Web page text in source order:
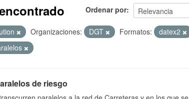
Ordenar por
Organizaciones: DGT Formatos:
datex2
de riesgo